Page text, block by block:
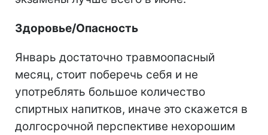
Здоровье/Опасность
Январь достаточно травмоопасный
месяц, стоит поберечь себя и не
употреблять большое количество
спиртных напитков, иначе это скажется в
долгосрочной перспективе нехорошим